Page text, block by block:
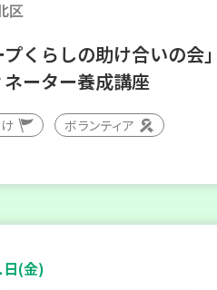
区
プくらしの助け合いの会
ネーター養成講座
ボランティア
日(金)